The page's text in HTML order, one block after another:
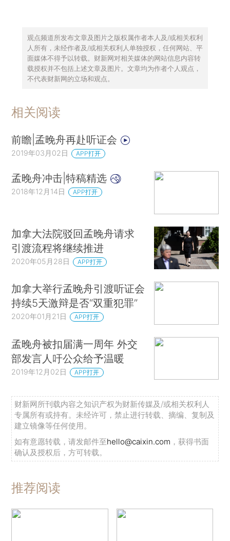
观点频道所发布文章及图片之版权属作者本人及/或相关权利
人所有，未经作者及/或相关权利人单独授权，任何网站、平
面媒体不得予以转载。财新网对相关媒体的网站信息内容转
载授权并不包括上述文章及图片。文章均为作者个人观点，
不代表财新网的立场和观点。
相关阅读
前瞻|孟晚舟再赴听证会
2019年03月02日 APP打开
孟晚舟冲击|特稿精选
2018年12月14日 APP打开
加拿大法院驳回孟晚舟请求
引渡流程将继续推进
2020年05月28日 APP打开
加拿大举行孟晚舟引渡听证会
持续5天激辩是否“双重犯罪”
2020年01月21日 APP打开
孟晚舟被扣届满一周年 外交
部发言人吁公众给予温暖
2019年12月02日 APP打开
财新网所刊载内容之知识产权为财新传媒及/或相关权利人
专属所有或持有。未经许可，禁止进行转载、摘编、复制及
建立镜像等任何使用。
如有意愿转载，请发邮件至hello@caixin.com ，获得书面
确认及授权后，方可转载。
推荐阅读